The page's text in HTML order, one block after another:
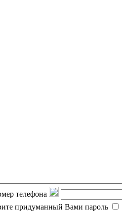
телефона
придуманный Вами пароль